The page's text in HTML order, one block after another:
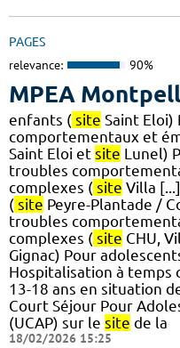
PAGES
relevance: 90%
MPEA
enfants ( site Saint Eloi)
comportementaux et
Saint Eloi et site Lunel)
troubles
complexes ( site Villa
( site Peyre-Plantade /
troubles
complexes ( site CHU,
Gignac) Pour
Hospitalisation à temps
13-18 ans en situation
Court Séjour Pour
(UCAP) sur le site de la
18/02/2026 15:25